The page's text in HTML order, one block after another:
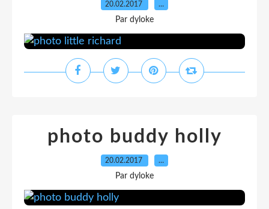
20.02.2017 …
Par dyloke
photo buddy holly
20.02.2017 …
Par dyloke